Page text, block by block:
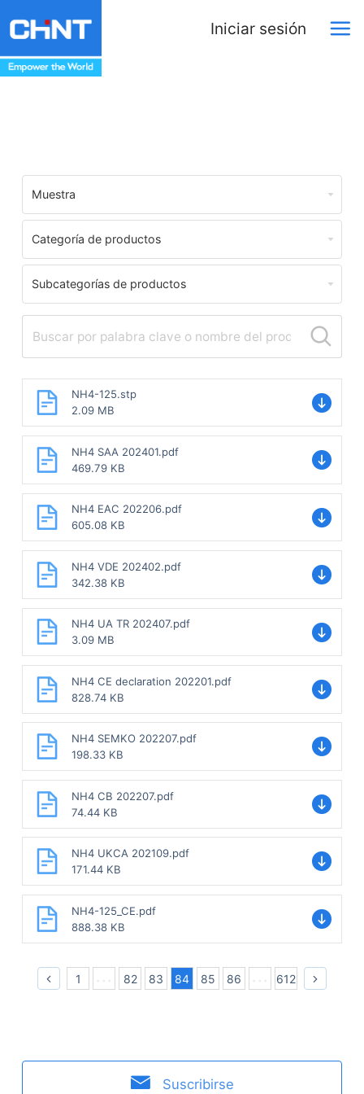
Iniciar sesión
Muestra
Categoría de productos
Subcategorías de productos
NH4-125.stp
2.09 MB
NH4 SAA 202401.pdf
469.79 KB
NH4 EAC 202206.pdf
605.08 KB
NH4 VDE 202402.pdf
342.38 KB
NH4 UA TR 202407.pdf
3.09 MB
NH4 CE declaration 202201.pdf
828.74 KB
NH4 SEMKO 202207.pdf
198.33 KB
NH4 CB 202207.pdf
74.44 KB
NH4 UKCA 202109.pdf
171.44 KB
NH4-125_CE.pdf
888.38 KB
1 82 83 84 85 86 612
Suscribirse